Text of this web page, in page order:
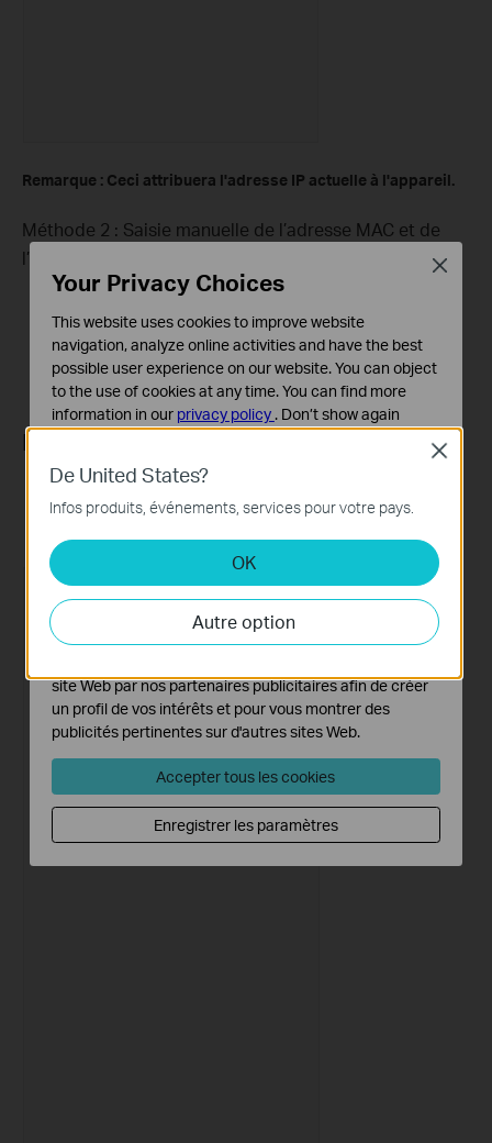
Remarque : Ceci attribuera l'adresse IP actuelle à l'appareil.
Méthode 2 : Saisie manuelle de l’adresse MAC et de
l’adresse IP de l’appareil
Personnalisé
Saisissez l'adresse MAC et l'adresse IP de l'appareil
Ensuite, appuyez surEnregistrer
Modification de l'adresse attribuée :
Appuyez sur l'appareil dans la liste des appareils.
Modifier l'adresse IP attribuée à l'appareil.
Appuyez surEnregistrerpour sauvegarder les paramètres.
De United States?
Infos produits, événements, services pour votre pays.
OK
Autre option
Close
Your Privacy Choices
This website uses cookies to improve website
navigation, analyze online activities and have the best
possible user experience on our website. You can object
to the use of cookies at any time. You can find more
information in our privacy policy . Don’t show again
Ces cookies sont nécessaires au fonctionnement du
site Web et ne peuvent pas être désactivés dans vos
systèmes.
Cookies d'analyse et marketing
Les cookies d'analyse nous permettent d'analyser vos
activités sur notre site Web pour améliorer et ajuster les
fonctionnalités de notre site Web.
site Web par nos partenaires publicitaires afin de créer
un profil de vos intérêts et pour vous montrer des
publicités pertinentes sur d'autres sites Web.
Accepter tous les cookies
Enregistrer les paramètres
Close